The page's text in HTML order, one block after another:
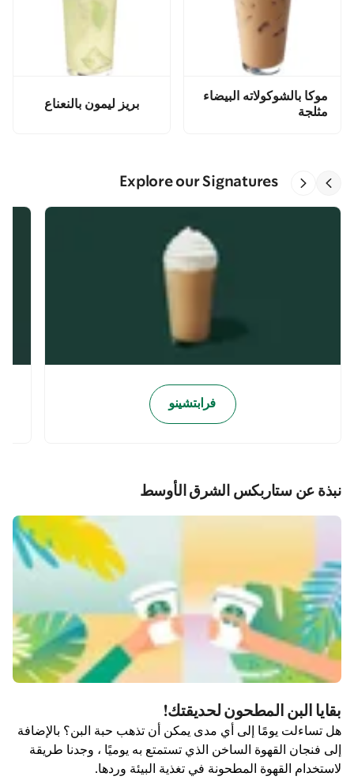
موكا بالشوكولاته البيضاء
مثلجة
بريز ليمون بالنعناع
Explore our Signatures
فرابتشينو
نبذة عن ستاربكس الشرق الأوسط
بقايا البن المطحون لحديقتك!
هل تساءلت يومًا إلى أي مدى يمكن أن تذهب حبة البن؟ بالإضافة
إلى فنجان القهوة الساخن الذي تستمتع به يوميًا ، وجدنا طريقة
لاستخدام القهوة المطحونة في تغذية البيئة وردها.